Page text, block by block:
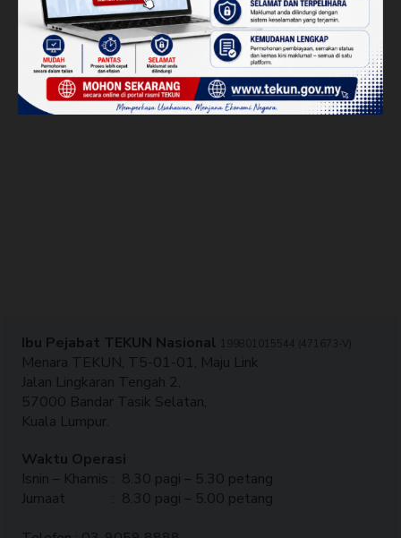
Pembiayaan
Kontrak
Skim Pembiayaan Kontrak-i
Ibu Pejabat TEKUN Nasional 199801015544 (471673-V)
Menara TEKUN, T5-01-01, Maju Link
Jalan Lingkaran Tengah 2,
57000 Bandar Tasik Selatan,
Kuala Lumpur.
Waktu Operasi
Isnin – Khamis : 8.30 pagi – 5.30 petang
Jumaat : 8.30 pagi – 5.00 petang